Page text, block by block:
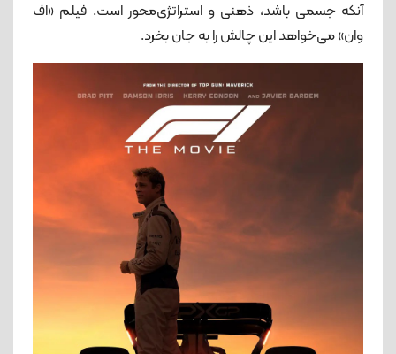
آنکه جسمی باشد، ذهنی و استراتژی‌محور است. فیلم «اف
وان» می‌خواهد این چالش را به جان بخرد.